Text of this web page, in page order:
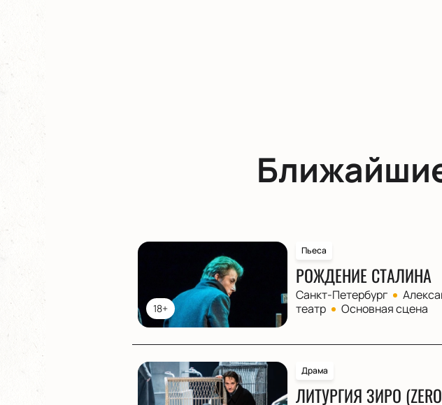
18+
Пьеса
РОЖДЕНИЕ СТАЛИНА
Санкт-Петербург
театр
Основная сцена
Драма
ЛИТУРГИЯ ЗИРО